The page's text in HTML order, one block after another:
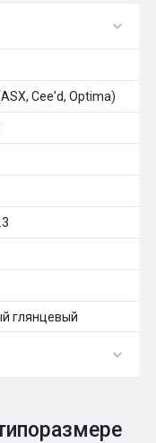
Cee'd, Optima)
глянцевый
0